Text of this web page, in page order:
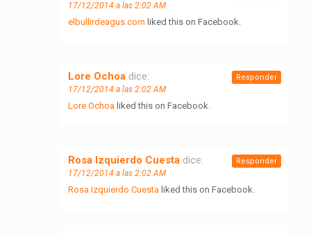
17/12/2014 a las 2:02 AM
elbullirdeagus.com liked this on Facebook.
Lore Ochoa dice:
17/12/2014 a las 2:02 AM
Lore Ochoa liked this on Facebook.
Responder
Rosa Izquierdo Cuesta dice:
17/12/2014 a las 2:02 AM
Rosa Izquierdo Cuesta liked this on Facebook.
Responder